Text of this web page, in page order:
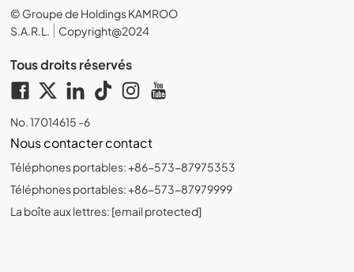
© Groupe de Holdings KAMROO
S.A.R.L.
Copyright@2024
Tous droits réservés
No. 17014615 -6
Nous contacter contact
Téléphones portables: +86-573-87975353
Téléphones portables: +86-573-87979999
La boîte aux lettres: [email protected]